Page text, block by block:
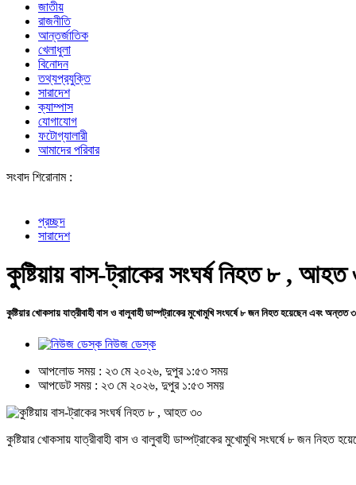
জাতীয়
রাজনীতি
আন্তর্জাতিক
খেলাধুলা
বিনোদন
তথ্যপ্রযুক্তি
সারাদেশ
ক্যাম্পাস
যোগাযোগ
ফটোগ্যালারী
আমাদের পরিবার
সংবাদ শিরোনাম :
শেখ
প্রচ্ছদ
সারাদেশ
কুষ্টিয়ায় বাস-ট্রাকের সংঘর্ষ নিহত ৮ ,
কুষ্টিয়ার খোকসায় যাত্রীবাহী বাস ও বালুবাহী ডাম্পট্রাকের মুখোমুখি সংঘর্ষে ৮ জন নিহত হয়েছেন এবং
নিউজ ডেস্ক
আপলোড সময় : ২৩ মে ২০২৬, দুপুর ১:৫৩ সময়
আপডেট সময় : ২৩ মে ২০২৬, দুপুর ১:৫৩ সময়
কুষ্টিয়ার খোকসায় যাত্রীবাহী বাস ও বালুবাহী ডাম্পট্রাকের মুখোমুখি সংঘর্ষে ৮ জন